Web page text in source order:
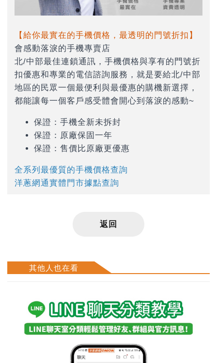
【給你最實在的手機價格，最透明的門號折扣】
會感動落淚的手機專賣店
北/中部最佳連鎖通訊，手機價格與享有的門號折
扣優惠和專業的電信諮詢服務，就是要給北/中部
地區的民眾一個最便利與最優惠的購機新選擇，
都能讓每一個客戶感受體會開心到落淚的感動~
保證：手機全新未拆封
保證：原廠保固一年
保證：售價比原廠更優惠
全系列最優質的手機價格查詢
洋蔥網通實體門市據點查詢
返回
其他人也在看